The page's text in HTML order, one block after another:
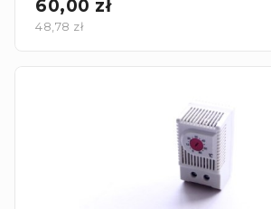
przekroczenia temperatury.
60,00 zł
48,78 zł